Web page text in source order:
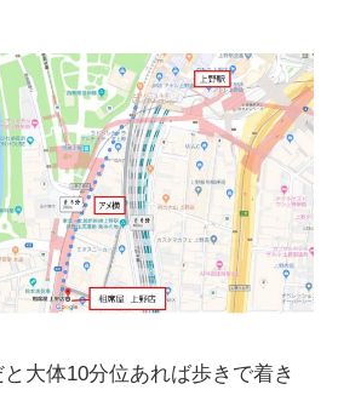
と大体10分位あれば歩きで着き